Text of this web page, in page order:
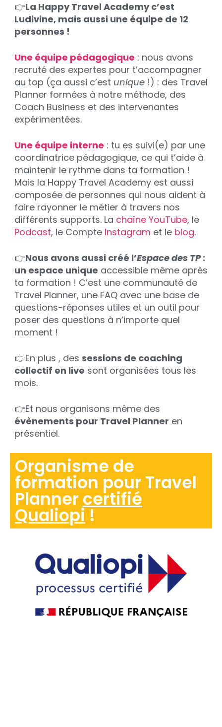
👉La Happy Travel Academy c’est
Ludivine, mais aussi une équipe de 12
personnes !
Une équipe pédagogique : nous avons
recruté des expertes pour t’accompagner
au top (ça aussi c’est unique !) : des Travel
Planner formées à notre méthode, des
Coach Business et des intervenantes
expérimentées.
Une équipe interne : tu es suivi(e) par une
coordinatrice pédagogique, ce qui t’aide à
maintenir le rythme dans ta formation !
Mais la Happy Travel Academy est aussi
composée de personnes qui nous aident à
faire rayonner le métier à travers nos
différents supports. La chaîne YouTube, le
Podcast, le Compte Instagram et le blog.
👉Nous avons aussi créé l’Espace des TP:
un espace unique accessible même après
ta formation ! C’est une communauté de
Travel Planner, une FAQ avec une base de
questions-réponses utiles et un outil pour
poser des questions à n’importe quel
moment !
👉En plus , des sessions de coaching
collectif en live sont organisées tous les
mois.
👉Et nous organisons même des
évènements pour Travel Planner en
présentiel.
Organisme de
formation pour Travel
Planner certifié
Qualiopi !